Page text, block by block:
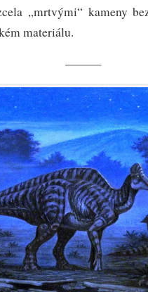
„mrtvými“ kameny
materiálu.
———